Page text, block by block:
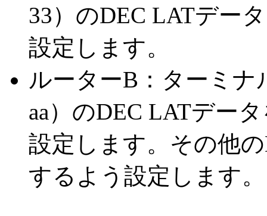
33）のDEC LATデー
設定します。
ルーターB：ターミナ
aa）のDEC LATデー
設定します。その他
するよう設定します。